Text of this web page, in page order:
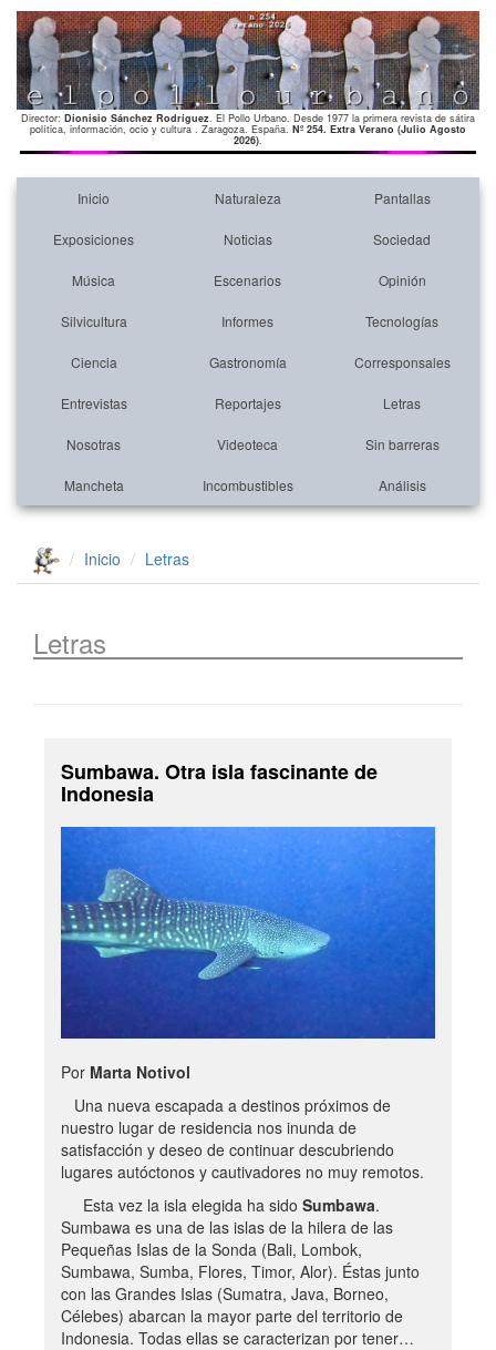
Director: Dionisio Sánchez Rodríguez. El Pollo Urbano. Desde 1977 la primera revista de sátira
política, información, ocio y cultura . Zaragoza. España. Nº 254. Extra Verano (Julio Agosto
2026).
Inicio Naturaleza Pantallas
Exposiciones Noticias Sociedad
Música Escenarios Opinión
Silvicultura Informes Tecnologías
Ciencia Gastronomía Corresponsales
Entrevistas Reportajes Letras
Nosotras Videoteca Sin barreras
Mancheta Incombustibles Análisis
Inicio Letras
Letras
Sumbawa. Otra isla fascinante de
Indonesia
Por Marta Notivol
Una nueva escapada a destinos próximos de
nuestro lugar de residencia nos inunda de
satisfacción y deseo de continuar descubriendo
lugares autóctonos y cautivadores no muy remotos.
Esta vez la isla elegida ha sido Sumbawa.
Sumbawa es una de las islas de la hilera de las
Pequeñas Islas de la Sonda (Bali, Lombok,
Sumbawa, Sumba, Flores, Timor, Alor). Éstas junto
con las Grandes Islas (Sumatra, Java, Borneo,
Célebes) abarcan la mayor parte del territorio de
Indonesia. Todas ellas se caracterizan por tener…